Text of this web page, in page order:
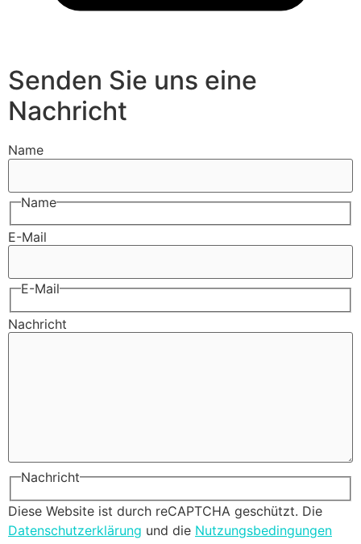
Senden Sie uns eine
Nachricht
Name
Name
E-Mail
E-Mail
Nachricht
Nachricht
Diese Website ist durch reCAPTCHA geschützt. Die
Datenschutzerklärung und die Nutzungsbedingungen